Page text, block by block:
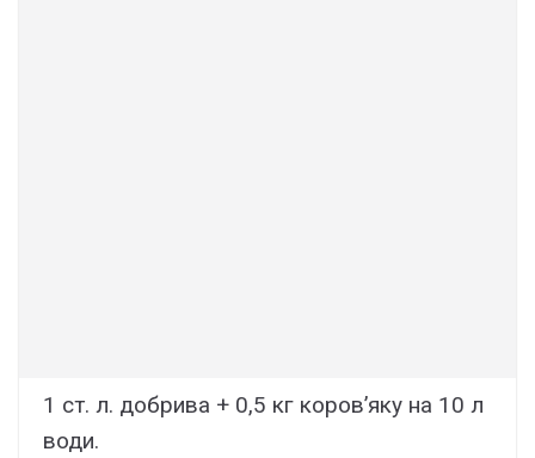
1 ст. л. добрива + 0,5 кг коров’яку на 10 л
води.